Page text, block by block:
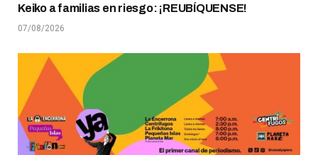
Keiko a familias en riesgo: ¡REUBÍQUENSE!
07/08/2026